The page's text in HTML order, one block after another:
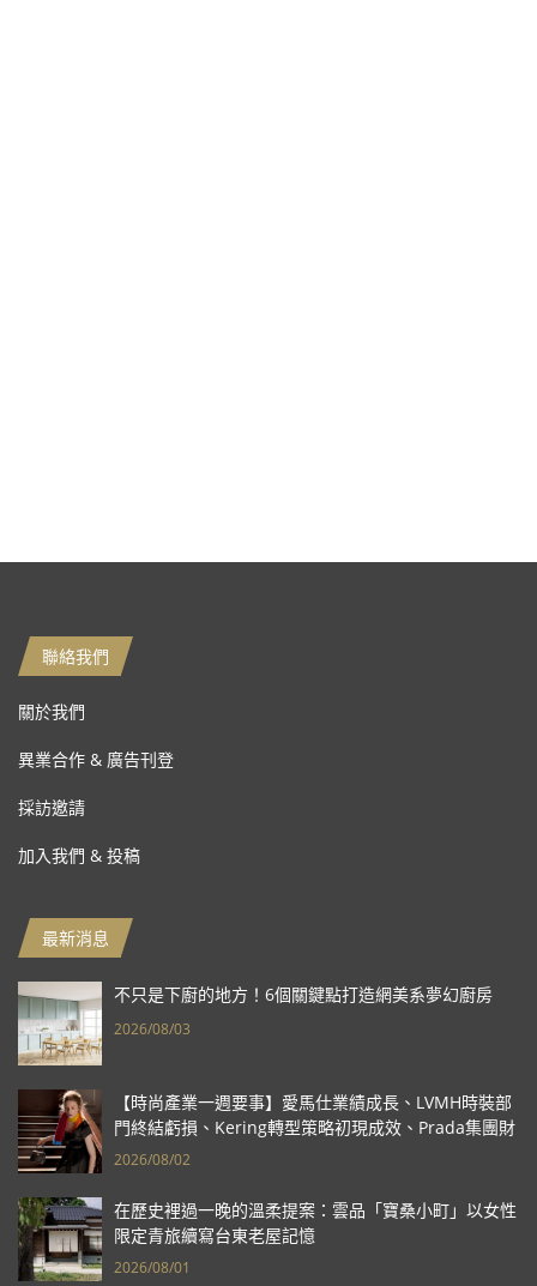
聯絡我們
關於我們
異業合作 & 廣告刊登
採訪邀請
加入我們 & 投稿
最新消息
不只是下廚的地方！6個關鍵點打造網美系夢幻廚房
2026/08/03
【時尚產業一週要事】愛馬仕業績成長、LVMH時裝部
門終結虧損、Kering轉型策略初現成效、Prada集團財
報亮眼
2026/08/02
在歷史裡過一晚的溫柔提案：雲品「寶桑小町」以女性
限定青旅續寫台東老屋記憶
2026/08/01